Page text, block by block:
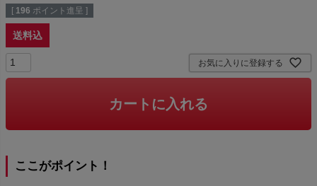
[ 196 ポイント進呈 ]
送料込
お気に入りに登録する
カートに入れる
ここがポイント！